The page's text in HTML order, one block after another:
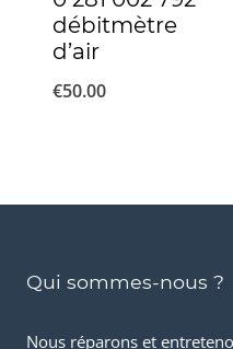
débitmètre
d’air
€50.00
Qui sommes-nous ?
Nous réparons et